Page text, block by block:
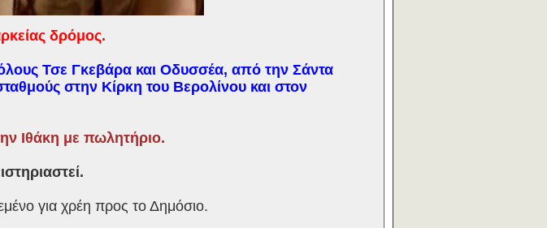
δρόμος.
Τσε Γκεβάρα και Οδυσσέα, από την Σάντα
στην Κίρκη του Βερολίνου και στον
Ιθάκη με πωλητήριο.
για χρέη προς το Δημόσιο.